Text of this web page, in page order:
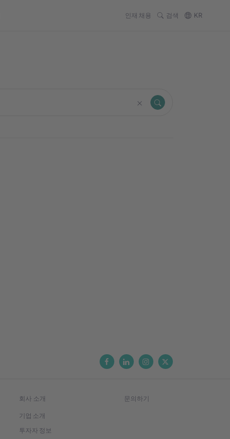
인재 채용 검색 KR
회사 소개
기업 소개
투자자 정보
문의하기